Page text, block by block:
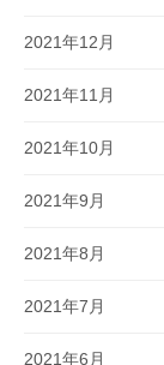
2021年12月
2021年11月
2021年10月
2021年9月
2021年8月
2021年7月
2021年6月